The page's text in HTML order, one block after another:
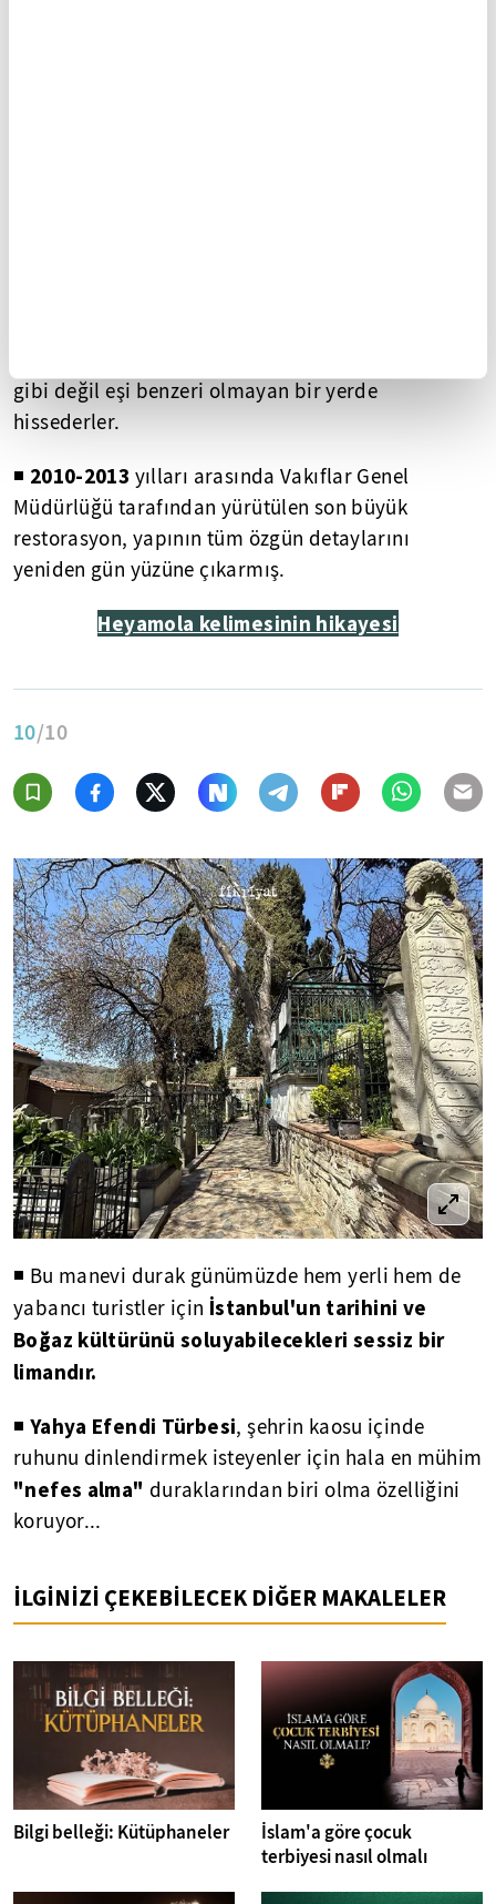
gibi değil eşi benzeri olmayan bir yerde
hissederler.
◾ 2010-2013 yılları arasında Vakıflar Genel
Müdürlüğü tarafından yürütülen son büyük
restorasyon, yapının tüm özgün detaylarını
yeniden gün yüzüne çıkarmış.
Heyamola kelimesinin hikayesi
10/10
◾ Bu manevi durak günümüzde hem yerli hem de
yabancı turistler için İstanbul'un tarihini ve
Boğaz kültürünü soluyabilecekleri sessiz bir
limandır.
◾ Yahya Efendi Türbesi, şehrin kaosu içinde
ruhunu dinlendirmek isteyenler için hala en mühim
"nefes alma" duraklarından biri olma özelliğini
koruyor...
İLGİNİZİ ÇEKEBİLECEK DİĞER MAKALELER
Bilgi belleği: Kütüphaneler
İslam'a göre çocuk
terbiyesi nasıl olmalı